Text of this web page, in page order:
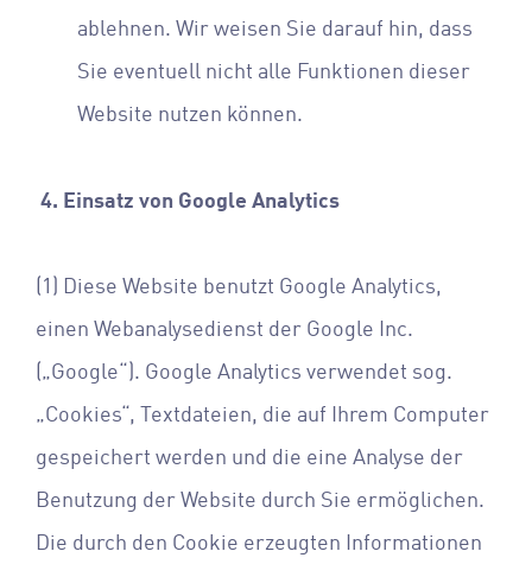
ablehnen. Wir weisen Sie darauf hin, dass
Sie eventuell nicht alle Funktionen dieser
Website nutzen können.
4. Einsatz von Google Analytics
(1) Diese Website benutzt Google Analytics,
einen Webanalysedienst der Google Inc.
(„Google“). Google Analytics verwendet sog.
„Cookies“, Textdateien, die auf Ihrem Computer
gespeichert werden und die eine Analyse der
Benutzung der Website durch Sie ermöglichen.
Die durch den Cookie erzeugten Informationen